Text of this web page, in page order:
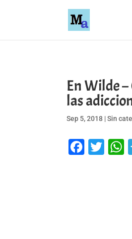
En Wilde
las
Sep 5, 2018 |Sin